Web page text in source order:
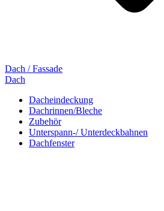
Dach / Fassade
Dach
Dacheindeckung
Dachrinnen/Bleche
Zubehör
Unterspann-/ Unterdeckbahnen
Dachfenster